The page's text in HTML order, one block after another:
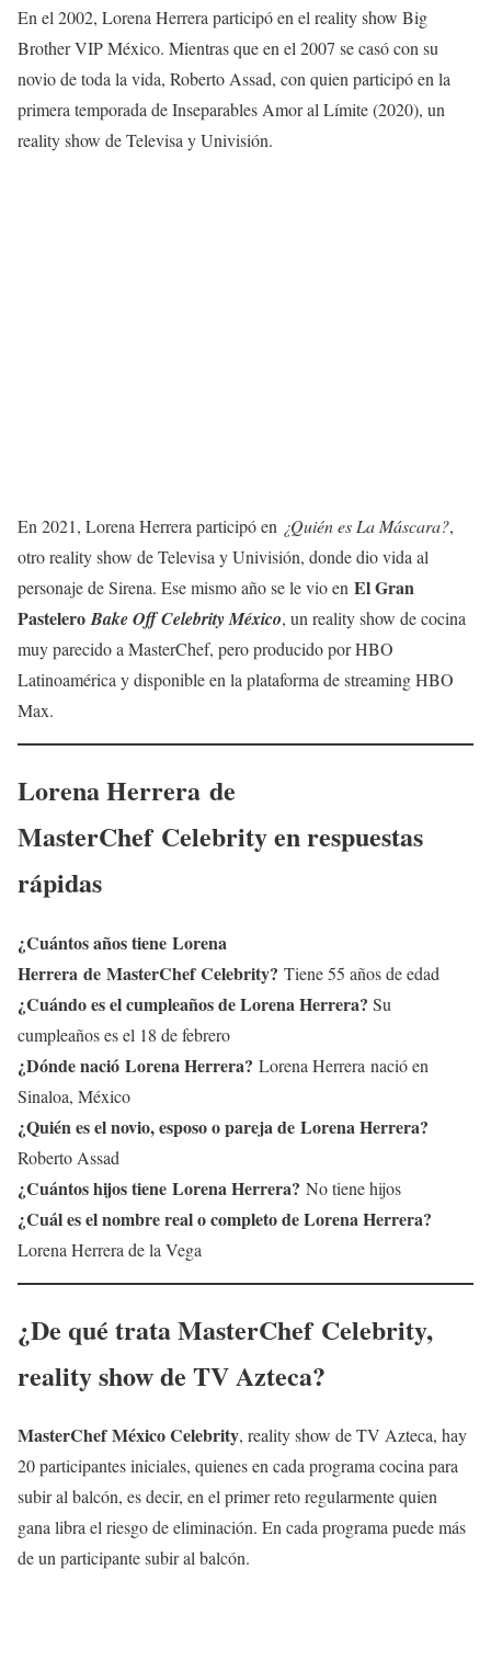
En el 2002, Lorena Herrera participó en el reality show Big
Brother VIP México. Mientras que en el 2007 se casó con su
novio de toda la vida, Roberto Assad, con quien participó en la
primera temporada de Inseparables Amor al Límite (2020), un
reality show de Televisa y Univisión.
En 2021, Lorena Herrera participó en ¿Quién es La Máscara?,
otro reality show de Televisa y Univisión, donde dio vida al
personaje de Sirena. Ese mismo año se le vio en El Gran
PasteleroBake Off Celebrity México, un reality show de cocina
muy parecido a MasterChef, pero producido por HBO
Latinoamérica y disponible en la plataforma de streaming HBO
Max.
Lorena Herrera de
MasterChef Celebrityen respuestas
rápidas
¿Cuántos años tiene Lorena
Herrera de MasterChef Celebrity? Tiene 55 años de edad
¿Cuándo es el cumpleaños deLorena Herrera? Su
cumpleaños es el 18 de febrero
¿Dónde nació Lorena Herrera? Lorena Herrera nació en
Sinaloa, México
¿Quién es el novio, esposo o pareja de Lorena Herrera?
Roberto Assad
¿Cuántos hijos tiene Lorena Herrera? No tiene hijos
¿Cuál es el nombre real o completo deLorena Herrera?
Lorena Herrera de la Vega
¿De qué trataMasterChef Celebrity,
reality show de TV Azteca?
MasterChef México Celebrity, reality show de TV Azteca, hay
20 participantes iniciales, quienes en cada programa cocina para
subir al balcón, es decir, en el primer reto regularmente quien
gana libra el riesgo de eliminación. En cada programa puede más
de un participante subir al balcón.